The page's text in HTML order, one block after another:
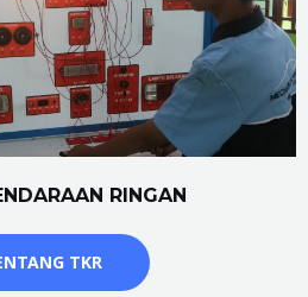
RINGAN
TKR